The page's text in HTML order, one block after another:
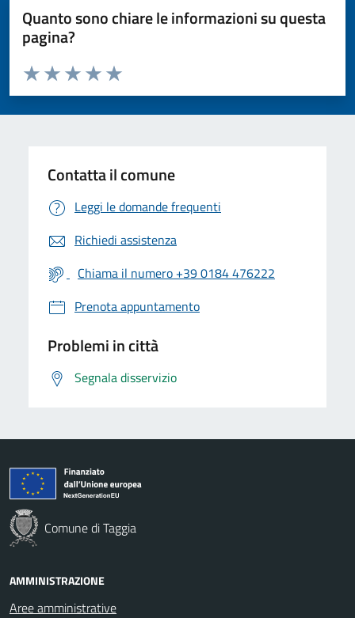
Quanto sono chiare le informazioni su questa
pagina?
Valuta da 1 a 5 stelle la pagina
Valuta 5 stelle su 5
Valuta 4 stelle su 5
Valuta 3 stelle su 5
Valuta 2 stelle su 5
Valuta 1 stelle su 5
Contatta il comune
Leggi le domande frequenti
Richiedi assistenza
Chiama il numero +39 0184 476222
Prenota appuntamento
Problemi in città
Segnala disservizio
Comune di Taggia
AMMINISTRAZIONE
Aree amministrative